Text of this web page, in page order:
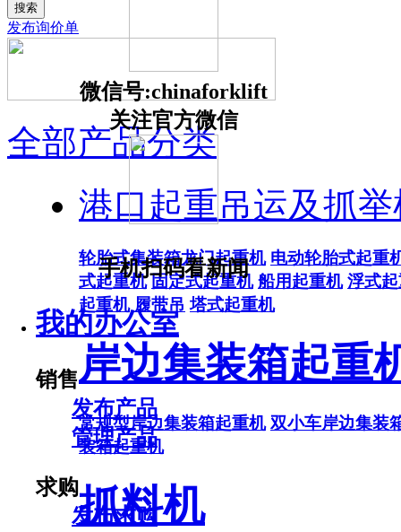
微信号:chinaforklift
关注官方微信
手机扫码看新闻
我的办公室
销售
发布产品
管理产品
求购
发布求购
搜索
发布询价单
全部产品分类
港口起重吊运及抓
轮胎式集装箱龙门起重机 电动轮胎式起重
式起重机 固定式起重机 船用起重机 浮式
起重机 履带吊 塔式起重机
岸边集装箱起重
常规型岸边集装箱起重机 双小车岸边集装
装箱起重机
抓料机